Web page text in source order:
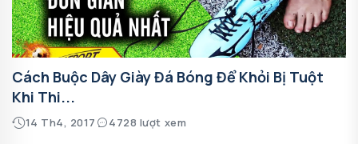
Cách Buộc Dây Giày Đá Bóng Để Khỏi Bị Tuột
Khi Thi...
14 Th4, 2017 4728 lượt xem